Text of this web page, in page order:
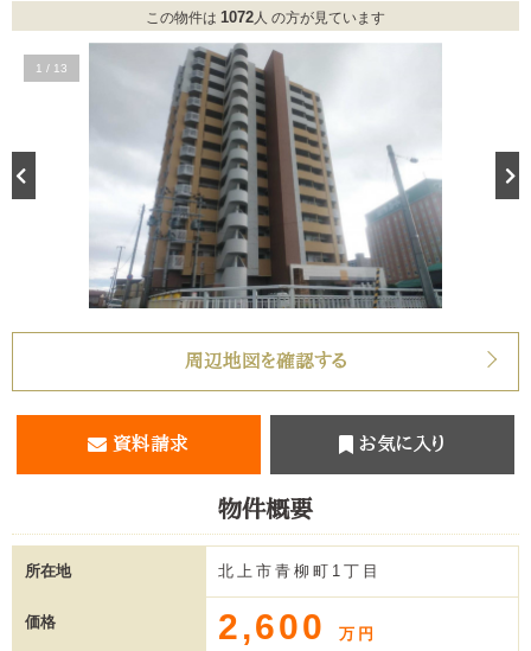
この物件は 1072人 の方が見ています
1 / 13
周辺地図を確認する
資料請求 お気に入り
物件概要
所在地 北上市青柳町1丁目
価格 2,600 万円